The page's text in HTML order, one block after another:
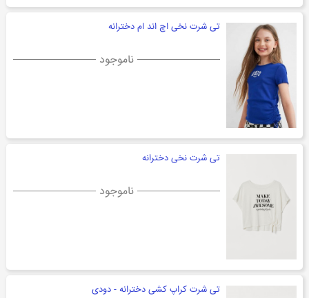
تی شرت نخی اچ اند ام دخترانه
ناموجود
تی شرت نخی دخترانه
ناموجود
تی شرت کراپ کشی دخترانه - دودی